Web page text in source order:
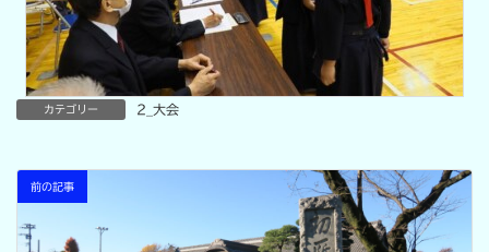
カテゴリー 2_大会
前の記事